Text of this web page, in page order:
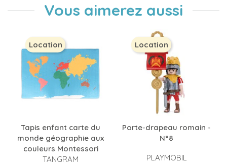
Vous aimerez aussi
Tapis enfant carte du
monde géographie aux
couleurs Montessori
TANGRAM
Location
Porte-drapeau romain -
N°8
PLAYMOBIL
Location